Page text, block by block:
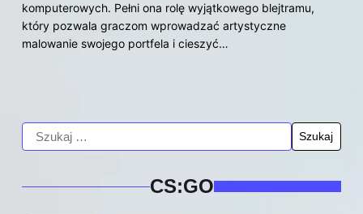
komputerowych. Pełni ona rolę wyjątkowego blejtramu,
który pozwala graczom wprowadzać artystyczne
malowanie swojego portfela i cieszyć…
CS:GO